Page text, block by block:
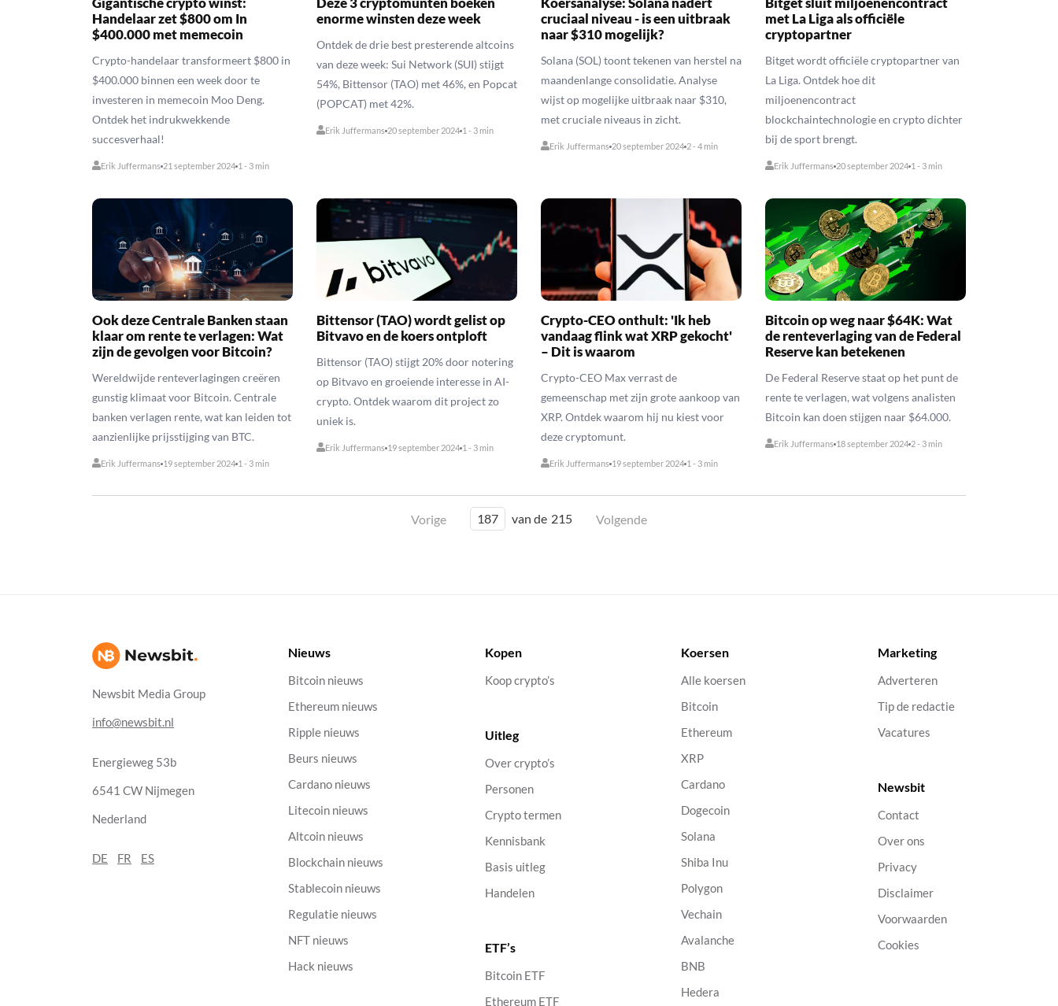
Handelaar zet $800 om In
$400.000 met memecoin
Crypto-handelaar transformeert $800 in
$400.000 binnen een week door te
investeren in memecoin Moo Deng.
Ontdek het indrukwekkende
succesverhaal!
Erik Juffermans 21 september 2024 1 - 3 min
enorme winsten deze week
Ontdek de drie best presterende altcoins
van deze week: Sui Network (SUI) stijgt
54%, Bittensor (TAO) met 46%, en Popcat
(POPCAT) met 42%.
Erik Juffermans 20 september 2024 1 - 3 min
cruciaal niveau - is een uitbraak
naar $310 mogelijk?
Solana (SOL) toont tekenen van herstel na
maandenlange consolidatie. Analyse
wijst op mogelijke uitbraak naar $310,
met cruciale niveaus in zicht.
Erik Juffermans 20 september 2024 2 - 4 min
met La Liga als officiële
cryptopartner
Bitget wordt officiële cryptopartner van
La Liga. Ontdek hoe dit
miljoenencontract
blockchaintechnologie en crypto dichter
bij de sport brengt.
Erik Juffermans 20 september 2024 1 - 3 min
Ook deze Centrale Banken staan
klaar om rente te verlagen: Wat
zijn de gevolgen voor Bitcoin?
Wereldwijde renteverlagingen creëren
gunstig klimaat voor Bitcoin. Centrale
banken verlagen rente, wat kan leiden tot
aanzienlijke prijsstijging van BTC.
Erik Juffermans 19 september 2024 1 - 3 min
Bittensor (TAO) wordt gelist op
Bitvavo en de koers ontploft
Bittensor (TAO) stijgt 20% door notering
op Bitvavo en groeiende interesse in AI-
crypto. Ontdek waarom dit project zo
uniek is.
Erik Juffermans 19 september 2024 1 - 3 min
Crypto-CEO onthult: 'Ik heb
vandaag flink wat XRP gekocht'
– Dit is waarom
Crypto-CEO Max verrast de
gemeenschap met zijn grote aankoop van
XRP. Ontdek waarom hij nu kiest voor
deze cryptomunt.
Erik Juffermans 19 september 2024 1 - 3 min
Bitcoin op weg naar $64K: Wat
de renteverlaging van de Federal
Reserve kan betekenen
De Federal Reserve staat op het punt de
rente te verlagen, wat volgens analisten
Bitcoin kan doen stijgen naar $64.000.
Erik Juffermans 18 september 2024 2 - 3 min
Vorige 187 van de 215 Volgende
Newsbit Media Group
info@newsbit.nl
Energieweg 53b
6541 CW Nijmegen
Nederland
DE FR ES
Nieuws
Bitcoin nieuws
Ethereum nieuws
Ripple nieuws
Beurs nieuws
Cardano nieuws
Litecoin nieuws
Altcoin nieuws
Blockchain nieuws
Stablecoin nieuws
Regulatie nieuws
NFT nieuws
Hack nieuws
Kopen
Koop crypto’s
Uitleg
Over crypto’s
Personen
Crypto termen
Kennisbank
Basis uitleg
Handelen
ETF’s
Bitcoin ETF
Ethereum ETF
Koersen
Alle koersen
Bitcoin
Ethereum
XRP
Cardano
Dogecoin
Solana
Shiba Inu
Polygon
Vechain
Avalanche
BNB
Hedera
Marketing
Adverteren
Tip de redactie
Vacatures
Newsbit
Contact
Over ons
Privacy
Disclaimer
Voorwaarden
Cookies